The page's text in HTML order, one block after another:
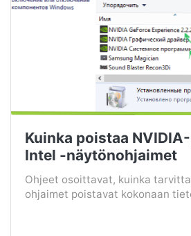
Kuinka poistaa
Intel -näytönohjaimet
Ohjeet osoittavat, kuinka
ohjaimet poistavat kokonaan